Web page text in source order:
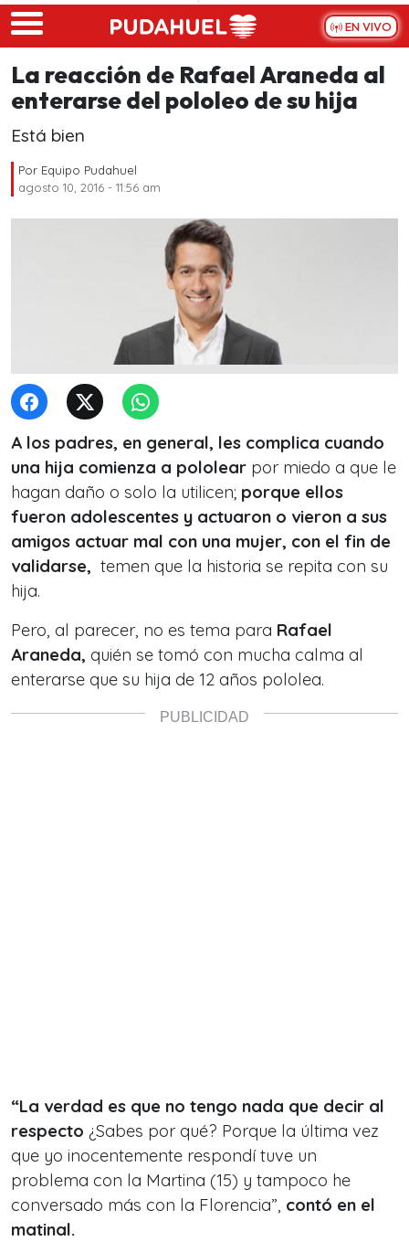
Skip to main content
EN VIVO
La reacción de Rafael Araneda al
enterarse del pololeo de su hija
Está bien
Por Equipo Pudahuel
agosto 10, 2016 - 11:56 am
A los padres, en general, les complica cuando
una hija comienza a pololear por miedo a que le
hagan daño o solo la utilicen; porque ellos
fueron adolescentes y actuaron o vieron a sus
amigos actuar mal con una mujer, con el fin de
validarse, temen que la historia se repita con su
hija.
Pero, al parecer, no es tema para Rafael
Araneda, quién se tomó con mucha calma al
enterarse que su hija de 12 años pololea.
“La verdad es que no tengo nada que decir al
respecto ¿Sabes por qué? Porque la última vez
que yo inocentemente respondí tuve un
problema con la Martina (15) y tampoco he
conversado más con la Florencia”, contó en el
matinal.